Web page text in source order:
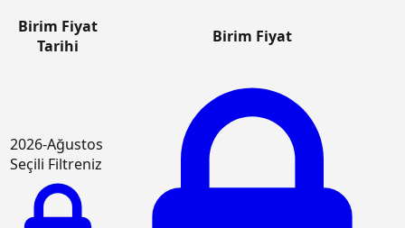
Birim Fiyat
Tarihi
Birim Fiyat
2026-Ağustos
Seçili Filtreniz